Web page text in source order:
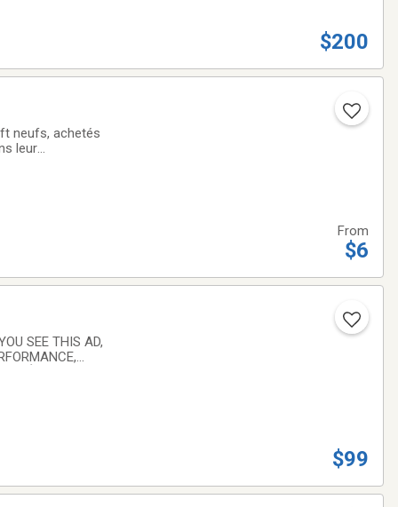
$200
neufs, achetés
leur
From
$6
SEE THIS AD,
$99